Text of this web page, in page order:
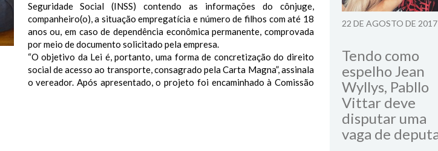
Seguridade Social (INSS) contendo as informações do cônjuge,
companheiro(o), a situação empregatícia e número de filhos com até 18
anos ou, em caso de dependência econômica permanente, comprovada
por meio de documento solicitado pela empresa.
“O objetivo da Lei é, portanto, uma forma de concretização do direito
social de acesso ao transporte, consagrado pela Carta Magna”, assinala
o vereador. Após apresentado, o projeto foi encaminhado à Comissão
22 DE AGOSTO DE 2017
Tendo como
espelho Jean
Wyllys, Pabllo
Vittar deve
disputar uma
vaga de